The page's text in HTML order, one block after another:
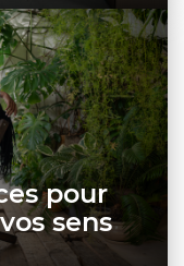
pour
sens